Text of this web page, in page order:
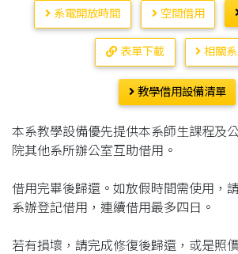
系電開放時間 空間借用
表單下載 相關
教學借用設備清單
本系教學設備優先提供本系師生課程及
院其他系所辦公室互助借用。
借用完畢後歸還。如放假時間需使用，
系辦登記借用，連續借用最多四日。
若有損壞，請完成修復後歸還，或是照